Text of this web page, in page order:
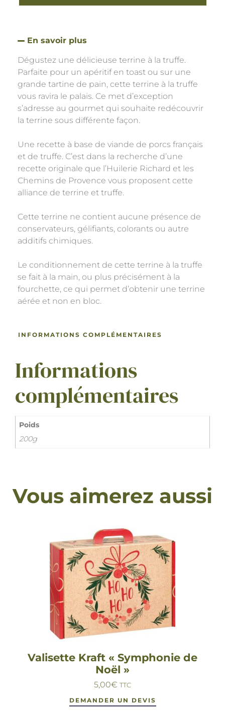
En savoir plus
Dégustez une délicieuse terrine à la truffe.
Parfaite pour un apéritif en toast ou sur une
grande tartine de pain, cette terrine à la truffe
vous ravira le palais. Ce met d’exception
s’adresse au gourmet qui souhaite redécouvrir
la terrine sous différente façon.
Une recette à base de viande de porcs français
et de truffe. C’est dans la recherche d’une
recette originale que l’Huilerie Richard et les
Chemins de Provence vous proposent cette
alliance de terrine et truffe.
Cette terrine ne contient aucune présence de
conservateurs, gélifiants, colorants ou autre
additifs chimiques.
Le conditionnement de cette terrine à la truffe
se fait à la main, ou plus précisément à la
fourchette, ce qui permet d’obtenir une terrine
aérée et non en bloc.
INFORMATIONS COMPLÉMENTAIRES
Informations
complémentaires
Poids
200g
Vous aimerez aussi
Valisette Kraft « Symphonie de
Noël »
5,00€ TTC
DEMANDER UN DEVIS